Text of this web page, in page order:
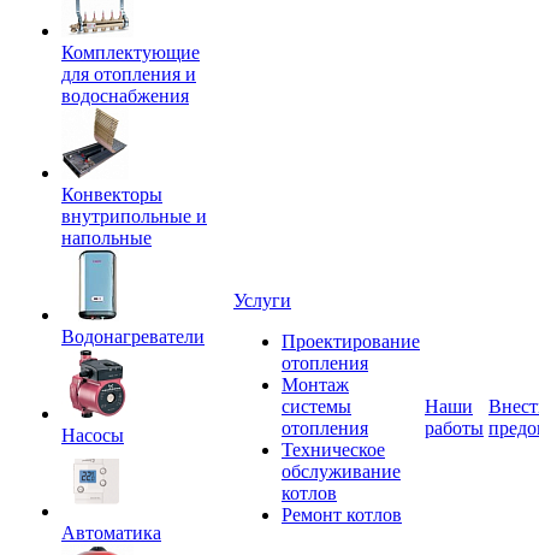
Комплектующие
для отопления и
водоснабжения
Конвекторы
внутрипольные и
напольные
Водонагреватели
Насосы
Автоматика
Услуги
Проектирование
отопления
Монтаж
системы
отопления
Техническое
обслуживание
котлов
Ремонт котлов
Наши
работы